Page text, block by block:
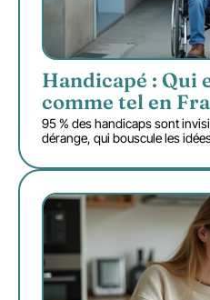
Handicapé : Qui
comme tel en
95 % des handicaps sont
dérange, qui bouscule les